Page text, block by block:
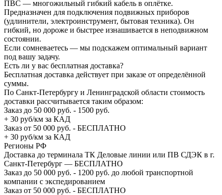
ПВС — многожильный гибкий кабель в оплётке.
Предназначен для подключения подвижных приборов
(удлинители, электроинструмент, бытовая техника). Он
гибкий, но дороже и быстрее изнашивается в неподвижном
состоянии.
Если сомневаетесь — мы подскажем оптимальный вариант
под вашу задачу.
Есть ли у вас бесплатная доставка?
Бесплатная доставка действует при заказе от определённой
суммы.
По Санкт-Петербургу и Ленинградской области стоимость
доставки рассчитывается таким образом:
Заказ до 50 000 руб. - 1500 руб.
+ 30 руб/км за КАД
Заказ от 50 000 руб. - БЕСПЛАТНО
+ 30 руб/км за КАД
Регионы РФ
Доставка до терминала ТК Деловые линии или ПВ СДЭК в г.
Санкт-Петербург — БЕСПЛАТНО
Заказ до 50 000 руб. - 1200 руб. до любой транспортной
компании с экспедированием
Заказ от 50 000 руб. - БЕСПЛАТНО